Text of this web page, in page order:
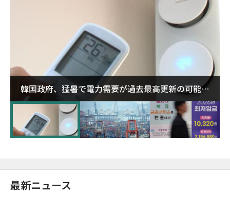
韓国政府、猛暑で電力需要が過去最高更新の可能性
に需給対応体制を点検
最新ニュース